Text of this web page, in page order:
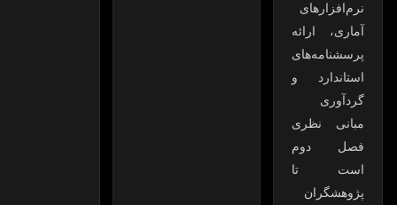
نرم‌افزارهای
آماری، ارائه
پرسشنامه‌های
استاندارد و
گردآوری
مبانی نظری
فصل دوم
است تا
پژوهشگران